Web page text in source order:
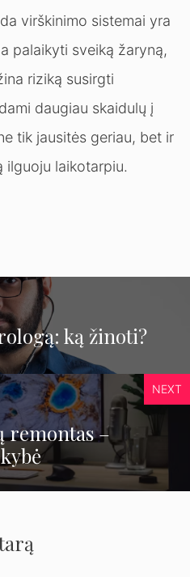
virškinimo sistemai yra
palaikyti sveiką žaryną,
riziką susirgti
daugiau skaidulų į
tik jausitės geriau, bet ir
ilguoju laikotarpiu.
ką žinoti?
NEXT
remontas –